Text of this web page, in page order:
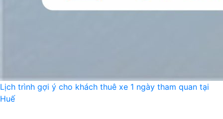
Lịch trình gợi ý cho khách thuê xe 1 ngày tham quan tại
Huế